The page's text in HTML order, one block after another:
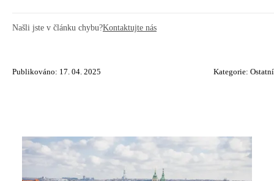
Našli jste v článku chybu?Kontaktujte nás
Publikováno: 17. 04. 2025 Kategorie: Ostatní